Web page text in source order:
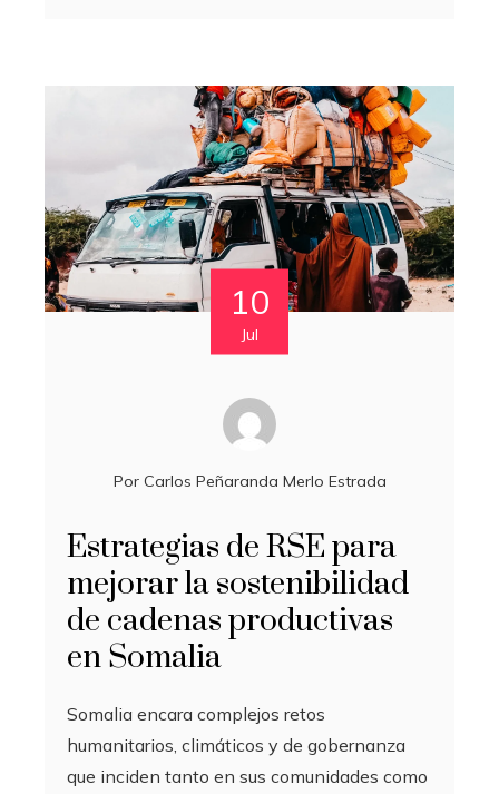
10
Jul
Por Carlos Peñaranda Merlo Estrada
Estrategias de RSE para
mejorar la sostenibilidad
de cadenas productivas
en Somalia
Somalia encara complejos retos
humanitarios, climáticos y de gobernanza
que inciden tanto en sus comunidades como